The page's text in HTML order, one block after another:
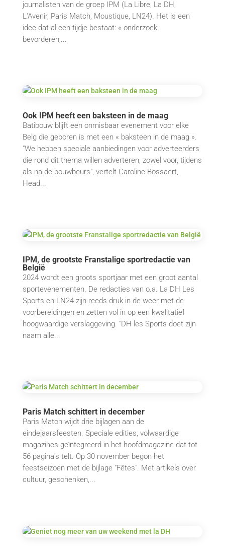
journalisten van de groep IPM (La Libre, La DH,
L'Avenir, Paris Match, Moustique, LN24). Het is een
idee dat al een tijdje bestaat: « onderzoek
bevorderen,...
Ook IPM heeft een baksteen in de maag
Batibouw blijft een onmisbaar evenement voor elke
Belg die geboren is met een « baksteen in de maag ».
"We hebben speciale aanbiedingen voor adverteerders
die rond dit thema willen adverteren, zowel voor, tijdens
als na de bouwbeurs", vertelt Caroline Bossaert,
Head...
IPM, de grootste Franstalige sportredactie van
België
2024 wordt een groots sportjaar met een groot aantal
sportevenementen. De redacties van o.a. La DH Les
Sports en LN24 zijn reeds druk in de weer met de
voorbereidingen en zetten vol in op een kwalitatief
hoogwaardige verslaggeving. "DH les Sports doet zijn
naam alle...
Paris Match schittert in december
Paris Match wijdt drie bijlagen aan de
eindejaarsfeesten. Speciale edities, volwaardige
magazines geïntegreerd in het hoofdmagazine dat tot
56 pagina's telt. Op 30 november begon het
feestseizoen met de bijlage "Fêtes". Met artikels over
cultuur, geschenken,...